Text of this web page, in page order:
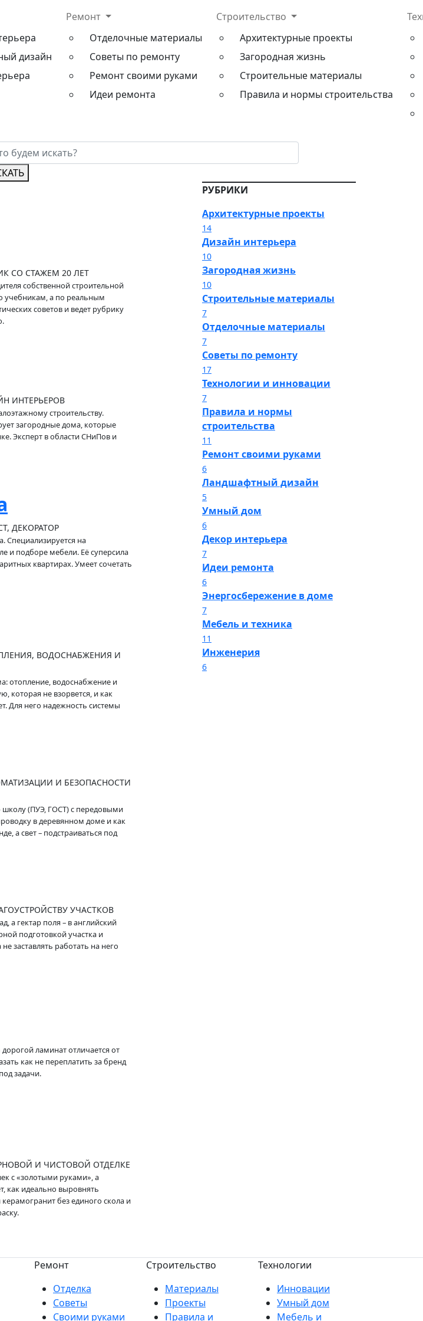
дизайн
Ремонт
Отделочные материалы
Советы по ремонту
Ремонт своими руками
Идеи ремонта
Строительство
Архитектурные проекты
Загородная жизнь
Строительные материалы
Правила и нормы строительства
СО СТАЖЕМ 20 ЛЕТ
собственной строительной
учебникам, а по реальным
советов и ведет рубрику
ИНТЕРЬЕРОВ
строительству.
загородные дома, которые
Эксперт в области СНиПов и
ДЕКОРАТОР
Специализируется на
и подборе мебели. Её суперсила
квартирах. Умеет сочетать
ВОДОСНАБЖЕНИЯ И
отопление, водоснабжение и
которая не взорвется, и как
Для него надежность системы
И БЕЗОПАСНОСТИ
(ПУЭ, ГОСТ) с передовыми
в деревянном доме и как
а свет – подстраиваться под
УЧАСТКОВ
а гектар поля – в английский
подготовкой участка и
заставлять работать на него
ламинат отличается от
как не переплатить за бренд
задачи.
И ЧИСТОВОЙ ОТДЕЛКЕ
с «золотыми руками», а
как идеально выровнять
без единого скола и
РУБРИКИ
Архитектурные проекты
14
Дизайн интерьера
10
Загородная жизнь
10
Строительные материалы
7
Отделочные материалы
7
Советы по ремонту
17
Технологии и инновации
7
Правила и нормы
строительства
11
Ремонт своими руками
6
Ландшафтный дизайн
5
Умный дом
6
Декор интерьера
7
Идеи ремонта
6
Энергосбережение в доме
7
Мебель и техника
11
Инженерия
6
Ремонт
Отделка
Советы
Своими руками
Строительство
Материалы
Проекты
Правила и
Технологии
Инновации
Умный дом
Мебель и